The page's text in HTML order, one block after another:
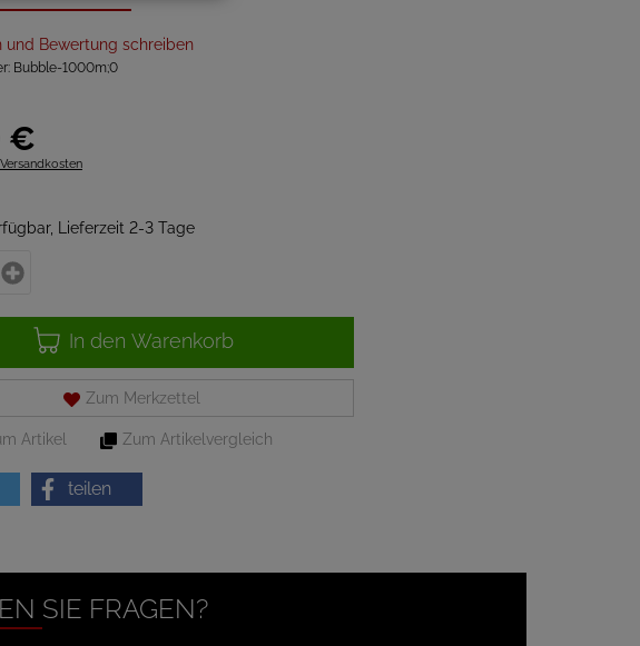
und Bewertung schreiben
Bubble-1000m;0
€
Lieferzeit 2-3 Tage
In den Warenkorb
Zum Merkzettel
Artikel Zum Artikelvergleich
teilen
SIE FRAGEN?